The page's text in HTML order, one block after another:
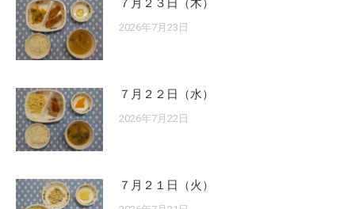
７月２３日（木）
2026年7月23日
７月２２日（水）
2026年7月22日
７月２１日（火）